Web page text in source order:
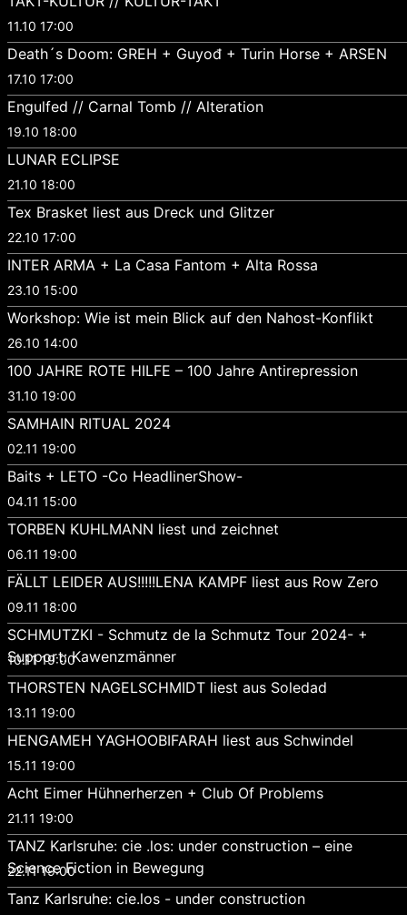
11.10 17:00
Death´s Doom: GREH + Guyođ + Turin Horse + ARSEN
17.10 17:00
Engulfed // Carnal Tomb // Alteration
19.10 18:00
LUNAR ECLIPSE
21.10 18:00
Tex Brasket liest aus Dreck und Glitzer
22.10 17:00
INTER ARMA + La Casa Fantom + Alta Rossa
23.10 15:00
Workshop: Wie ist mein Blick auf den Nahost-Konflikt
26.10 14:00
100 JAHRE ROTE HILFE – 100 Jahre Antirepression
31.10 19:00
SAMHAIN RITUAL 2024
02.11 19:00
Baits + LETO -Co HeadlinerShow-
04.11 15:00
TORBEN KUHLMANN liest und zeichnet
06.11 19:00
FÄLLT LEIDER AUS!!!!!LENA KAMPF liest aus Row Zero
09.11 18:00
SCHMUTZKI - Schmutz de la Schmutz Tour 2024- +
Support: Kawenzmänner
10.11 19:00
THORSTEN NAGELSCHMIDT liest aus Soledad
13.11 19:00
HENGAMEH YAGHOOBIFARAH liest aus Schwindel
15.11 19:00
Acht Eimer Hühnerherzen + Club Of Problems
21.11 19:00
TANZ Karlsruhe: cie .los: under construction – eine
Science Fiction in Bewegung
22.11 19:00
Tanz Karlsruhe: cie.los - under construction